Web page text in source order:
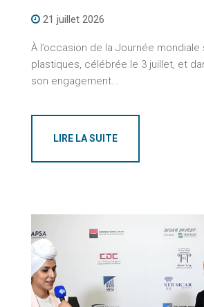
21 juillet 2026
À l’occasion de la Journée mondiale
plastiques, célébrée le 3 juillet, et
son engagement...
LIRE LA SUITE